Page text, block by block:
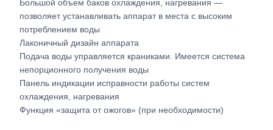
Большой объем баков охлаждения, нагревания —
позволяет устанавливать аппарат в места с высоким
потреблением воды
Лаконичный дизайн аппарата
Подача воды управляется краниками. Имеется система
непорционного получения воды
Панель индикации исправности работы систем
охлаждения, нагревания
Функция «защита от ожогов» (при необходимости)